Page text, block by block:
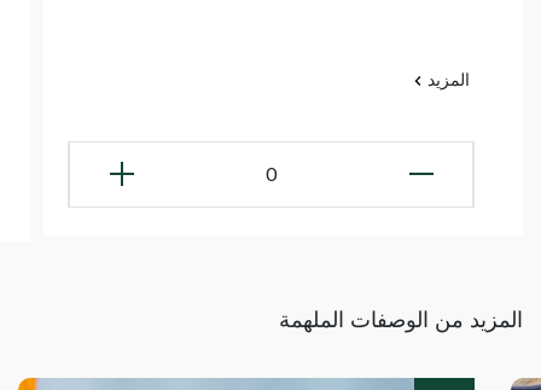
المزيد
0
المزيد من الوصفات الملهمة